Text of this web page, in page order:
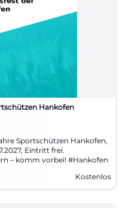
Hankofen
Sportschützen Hankofen,
Eintritt frei.
– komm vorbei! #Hankofen
Kostenlos